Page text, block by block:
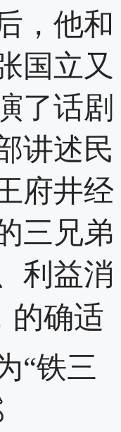
，他和
国立又
了话剧
讲述民
府井经
三兄弟
利益消
的确适
“铁三